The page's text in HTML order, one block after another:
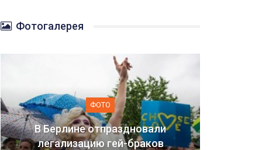
Фотогалерея
гей-браков
Марш равенства в